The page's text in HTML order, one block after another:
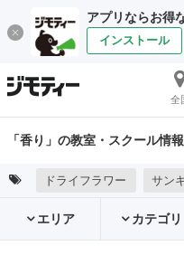
アプリならお得
インストール
全
「香り」の教室・スクール情報
ドライフラワー サン
エリア カテゴリ